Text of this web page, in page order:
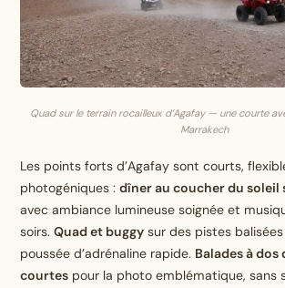
Quad sur le terrain rocailleux d’Agafay — une courte
Marrakech
Les points forts d’Agafay sont courts,
photogéniques :dîner au coucher du soleil
avec ambiance lumineuse soignée et
soirs.Quad et buggy sur des pistes
poussée d’adrénaline rapide. Balades à dos
courtes pour la photo emblématique, sans